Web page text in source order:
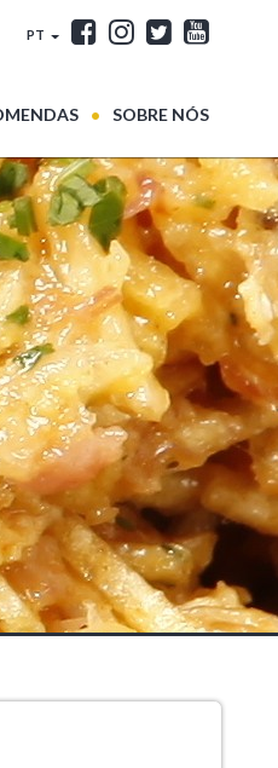
PT
SOBRE NÓS